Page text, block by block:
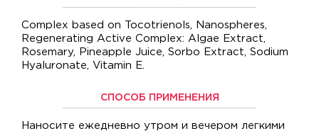
Complex based on Tocotrienols, Nanospheres,
Regenerating Active Complex: Algae Extract,
Rosemary, Pineapple Juice, Sorbo Extract, Sodium
Hyaluronate, Vitamin E.
СПОСОБ ПРИМЕНЕНИЯ
Наносите ежедневно утром и вечером легкими